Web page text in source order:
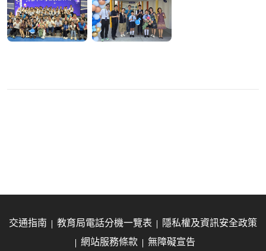
交通指南 教育局電話分機一覽表
隱私權及資訊安全政策
網站服務條款
無障礙宣告